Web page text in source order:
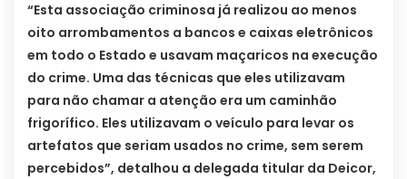
“Esta associação criminosa já realizou ao menos
oito arrombamentos a bancos e caixas eletrônicos
em todo o Estado e usavam maçaricos na execução
do crime. Uma das técnicas que eles utilizavam
para não chamar a atenção era um caminhão
frigorífico. Eles utilizavam o veículo para levar os
artefatos que seriam usados no crime, sem serem
percebidos”, detalhou a delegada titular da Deicor,